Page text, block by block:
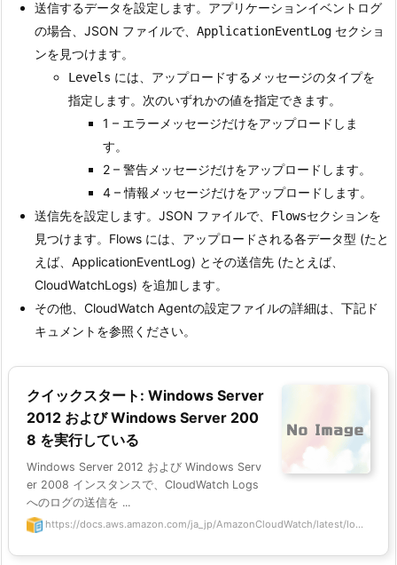
送信するデータを設定します。アプリケーションイベントログ
の場合、JSON ファイルで、 ApplicationEventLog セクショ
ンを見つけます。
Levels には、アップロードするメッセージのタイプを
指定します。次のいずれかの値を指定できます。
1 – エラーメッセージだけをアップロードしま
す。
2 – 警告メッセージだけをアップロードします。
4 – 情報メッセージだけをアップロードします。
送信先を設定します。JSON ファイルで、 Flowsセクションを
見つけます。Flows には、アップロードされる各データ型 (たと
えば、ApplicationEventLog) とその送信先 (たとえば、
CloudWatchLogs) を追加します。
その他、CloudWatch Agentの設定ファイルの詳細は、下記ド
キュメントを参照ください。
クイックスタート: Windows Server
2012 および Windows Server 200
8 を実行している
Windows Server 2012 および Windows Serv
er 2008 インスタンスで、CloudWatch Logs
へのログの送信を ...
https://docs.aws.amazon.com/ja_jp/AmazonCloudWatch/latest/lo...